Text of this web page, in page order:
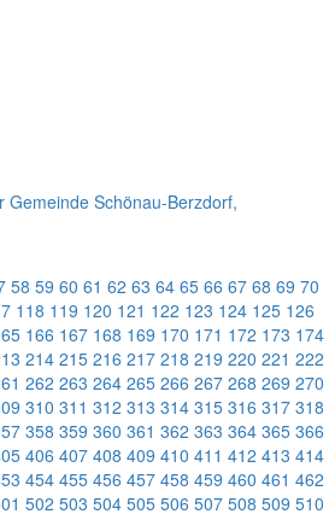
Schönau-Berzdorf,
58 59 60 61 62 63 64 65 66 67 68 69 70
118 119 120 121 122 123 124 125 126
166 167 168 169 170 171 172 173 174
214 215 216 217 218 219 220 221 222
262 263 264 265 266 267 268 269 270
310 311 312 313 314 315 316 317 318
358 359 360 361 362 363 364 365 366
406 407 408 409 410 411 412 413 414
454 455 456 457 458 459 460 461 462
502 503 504 505 506 507 508 509 510